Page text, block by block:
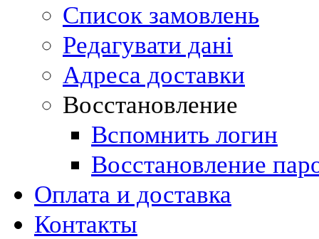
Список замовлень
Редагувати дані
Адреса доставки
Восстановление
Вспомнить логин
Восстановление
Оплата и доставка
Контакты